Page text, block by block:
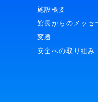
施設概要
館長からのメッセ
変遷
安全への取り組み